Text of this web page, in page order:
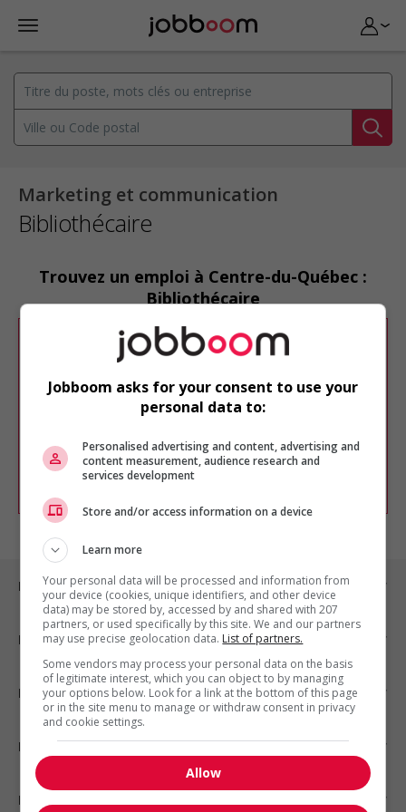
Marketing et communication
Bibliothécaire
Trouvez un emploi à Centre-du-Québec :
Bibliothécaire
Désolé, cette recherche n'a produit aucun
résultat.
Veuillez faire une nouvelle recherche.
Vous pouvez en tout temps utiliser nos
chercher un poste selon votre profil
d'intérêt en emploi en vousinscrivant
comme membre Jobboom.
Emplois par ville
Emplois par secteur
Emplois par statut
Emplois par type
Nos suggestions
Jobboom asks for your consent to use your
personal data to:
Personalised advertising and content, advertising and
content measurement, audience research and
services development
Store and/or access information on a device
Learn more
Your personal data will be processed and information from
your device (cookies, unique identifiers, and other device
data) may be stored by, accessed by and shared with 207
partners, or used specifically by this site. We and our partners
may use precise geolocation data. List of partners.
Some vendors may process your personal data on the basis
of legitimate interest, which you can object to by managing
your options below. Look for a link at the bottom of this page
or in the site menu to manage or withdraw consent in privacy
and cookie settings.
Allow